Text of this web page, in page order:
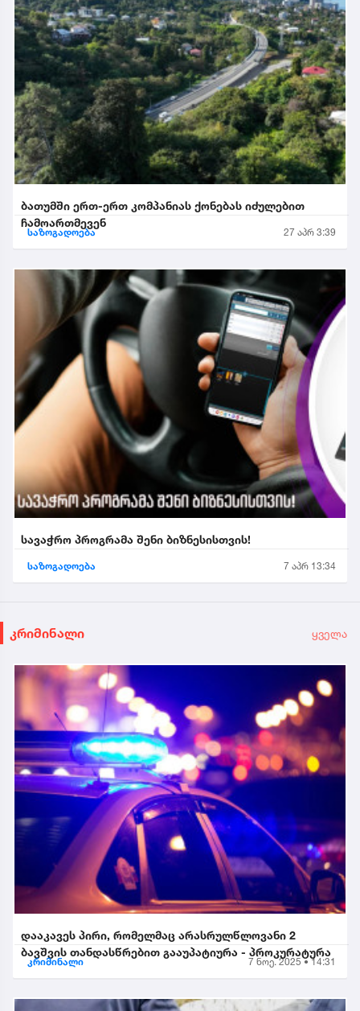
ბათუმში ერთ-ერთ კომპანიას ქონებას იძულებით
ჩამოართმევენ
საზოგადოება 27 აპრ 3:39
სავაჭრო პროგრამა შენი ბიზნესისთვის!
საზოგადოება 7 აპრ 13:34
კრიმინალი ყველა
დააკავეს პირი, რომელმაც არასრულწლოვანი 2
ბავშვის თანდასწრებით გააუპატიურა - პროკურატურა
კრიმინალი 7 ნოე. 2025 • 14:31